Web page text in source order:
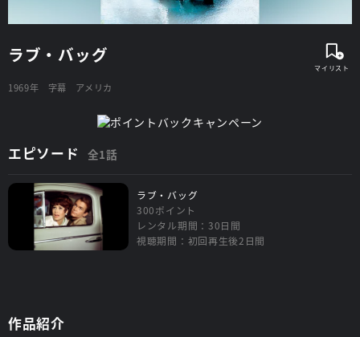
ラブ・バッグ
1969年 字幕 アメリカ
エピソード 全1話
ラブ・バッグ
300ポイント
レンタル期間：30日間
視聴期間：初回再生後2日間
作品紹介